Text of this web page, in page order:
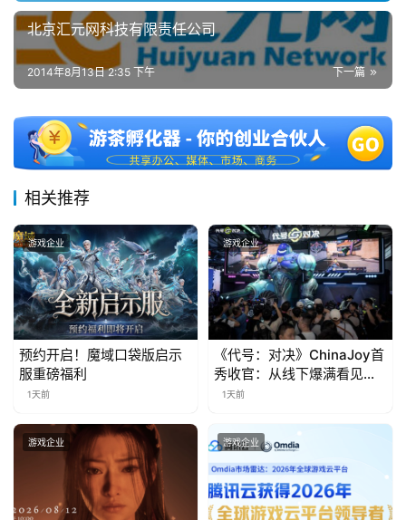
奖
7
月
3
0
日
游
茶
对
接
会
上
海
北京汇元网科技有限责任公司
下一篇
2014年8月13日 2:35 下午
相关推荐
游戏企业
预约开启！魔域口袋版启示
服重磅福利
1天前
游戏企业
《代号：对决》ChinaJoy首
秀收官：从线下爆满看见玩
家的真实期待
1天前
游戏企业 游戏企业